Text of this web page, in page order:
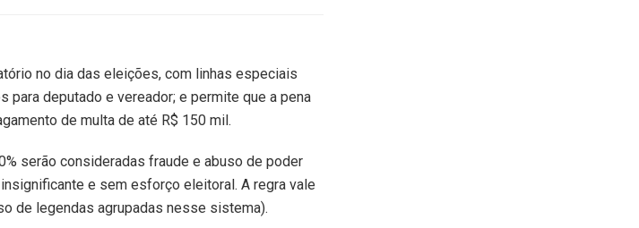
no dia das eleições, com linhas especiais
deputado e vereador; e permite que a pena
de multa de até R$ 150 mil.
serão consideradas fraude e abuso de poder
e sem esforço eleitoral. A regra vale
de legendas agrupadas nesse sistema).